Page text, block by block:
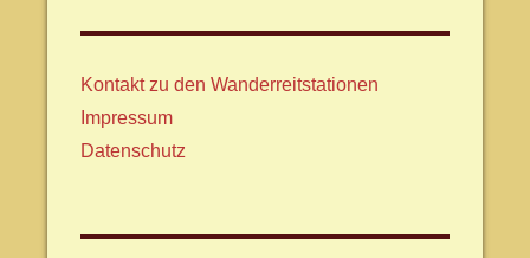
Kontakt zu den Wanderreitstationen
Impressum
Datenschutz